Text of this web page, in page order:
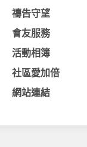
基督教今日報
基督教論壇報
豐盛國際事工 – AIM
作伙來聽上帝的話
禱告守望
會友服務
活動相簿
社區愛加倍
網站連結